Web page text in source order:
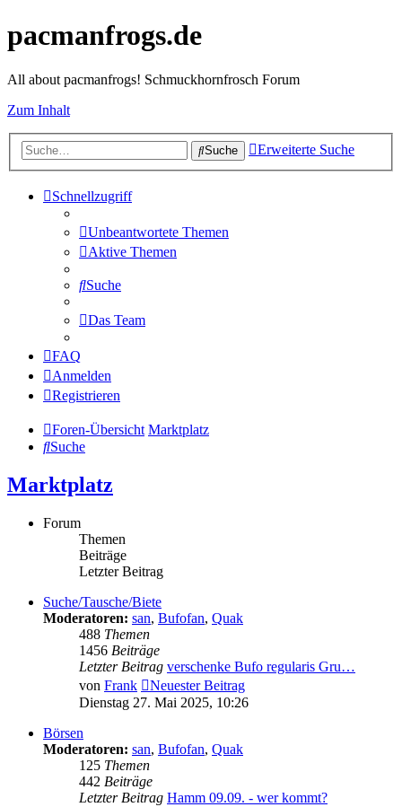
pacmanfrogs.de
All about pacmanfrogs! Schmuckhornfrosch Forum
Zum Inhalt
Suche Erweiterte Suche
Schnellzugriff
Unbeantwortete Themen
Aktive Themen
Suche
Das Team
FAQ
Anmelden
Registrieren
Foren-Übersicht Marktplatz
Suche
Marktplatz
Forum
Themen
Beiträge
Letzter Beitrag
Suche/Tausche/Biete
Moderatoren: san, Bufofan, Quak
488 Themen
1456 Beiträge
Letzter Beitrag verschenke Bufo regularis Gru…
von Frank
Neuester Beitrag
Dienstag 27. Mai 2025, 10:26
Börsen
Moderatoren: san, Bufofan, Quak
125 Themen
442 Beiträge
Letzter Beitrag Hamm 09.09. - wer kommt?